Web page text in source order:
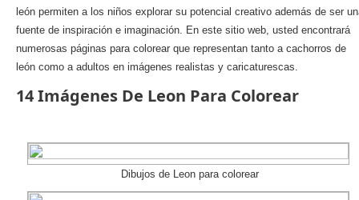
león permiten a los niños explorar su potencial creativo además de ser
fuente de inspiración e imaginación. En este sitio web, usted encontrará
numerosas páginas para colorear que representan tanto a cachorros de
león como a adultos en imágenes realistas y caricaturescas.
14 Imágenes De Leon Para Colorear
Dibujos de Leon para colorear